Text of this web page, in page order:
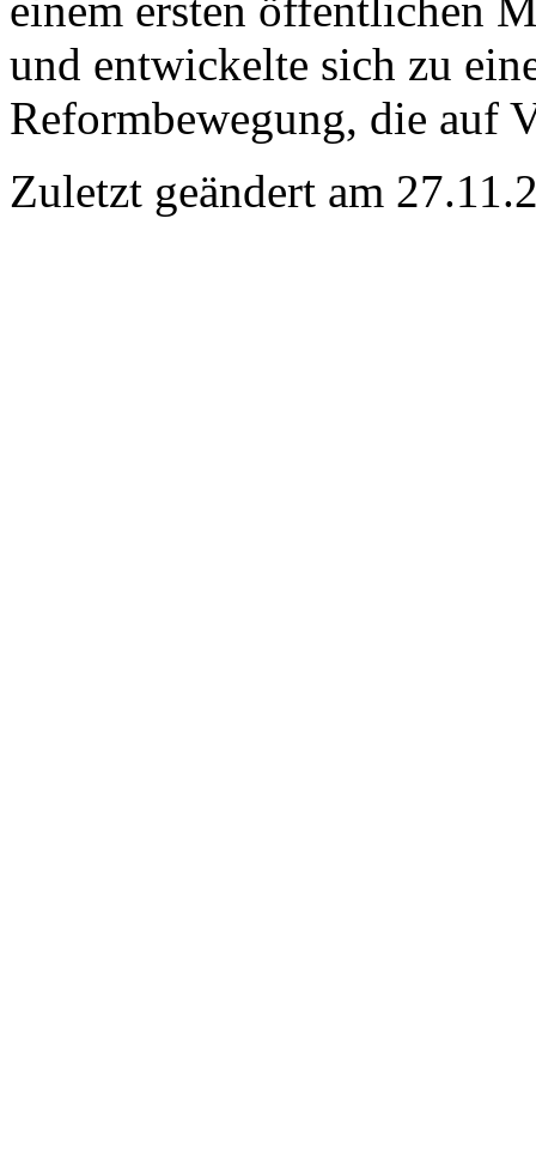
und entwickelte sich zu
Reformbewegung, die auf
Zuletzt geändert am